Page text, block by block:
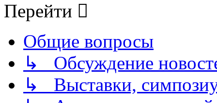
Перейти
Общие вопросы
↳ Обсуждение
↳ Выставки,